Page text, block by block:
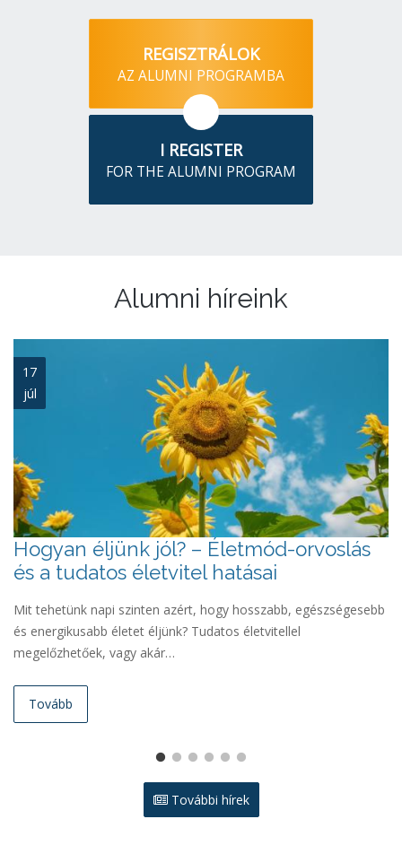
REGISZTRÁLOK
AZ ALUMNI PROGRAMBA
I REGISTER
FOR THE ALUMNI PROGRAM
Alumni híreink
17
júl
Hogyan éljünk jól? – Életmód-orvoslás
és a tudatos életvitel hatásai
Mit tehetünk napi szinten azért, hogy hosszabb, egészségesebb
és energikusabb életet éljünk? Tudatos életvitellel
megelőzhetőek, vagy akár…
Tovább
További hírek